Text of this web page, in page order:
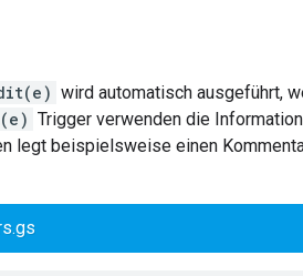
wird automatisch ausgeführt,
Trigger verwenden die
legt beispielsweise einen